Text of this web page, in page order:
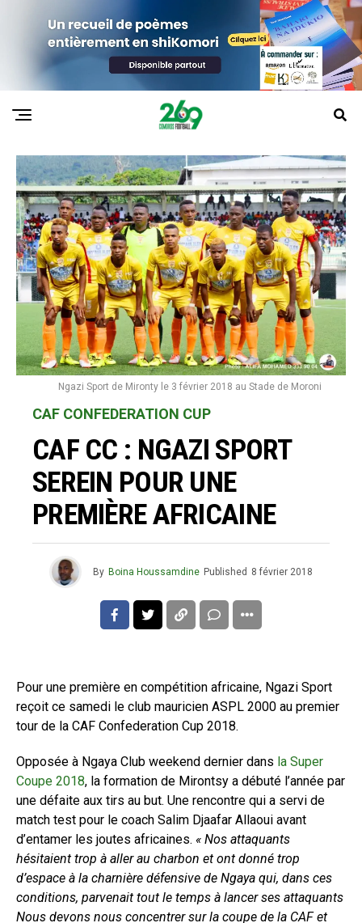
Ngazi Sport de Mironty le 3 février 2018 au Stade de Moroni
CAF CONFEDERATION CUP
CAF CC : NGAZI SPORT
SEREIN POUR UNE
PREMIÈRE AFRICAINE
By Boina Houssamdine Published 8 février 2018
Pour une première en compétition africaine, Ngazi Sport
reçoit ce samedi le club mauricien ASPL 2000 au premier
tour de la CAF Confederation Cup 2018.
Opposée à Ngaya Club weekend dernier dans la Super
Coupe 2018, la formation de Mirontsy a débuté l’année par
une défaite aux tirs au but. Une rencontre qui a servi de
match test pour le coach Salim Djaafar Allaoui avant
d’entamer les joutes africaines. « Nos attaquants
hésitaient trop à aller au charbon et ont donné trop
d’espace à la charnière défensive de Ngaya qui, dans ces
conditions, parvenait tout le temps à lancer ses attaquants
Nous devons nous concentrer sur la coupe de la CAF et